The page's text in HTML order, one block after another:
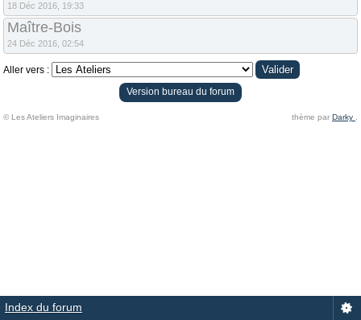
18 Déc 2016, 19:33
Maître-Bois
24 Déc 2016, 02:54
Aller vers :
Version bureau du forum
© Les Ateliers Imaginaires thème par Darky
Index du forum